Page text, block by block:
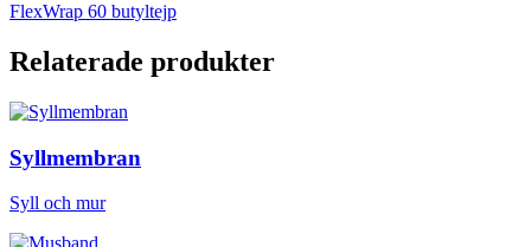
FlexWrap 60 butyltejp
Relaterade produkter
Syllmembran
Syll och mur